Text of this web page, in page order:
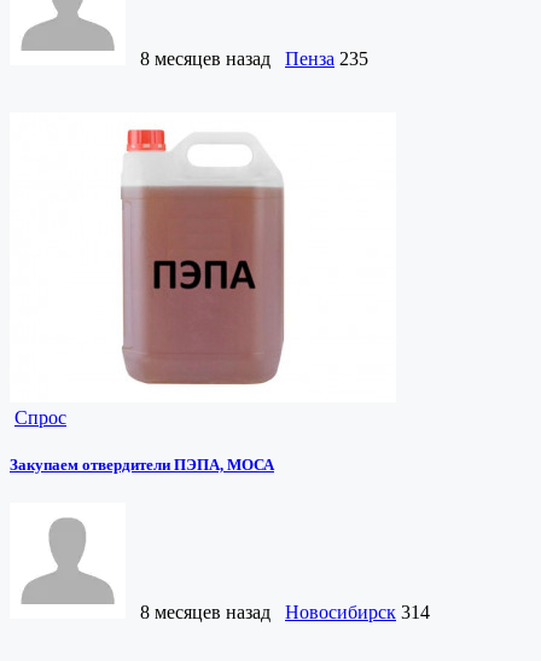
8 месяцев назад Пенза 235
Спрос
Закупаем отвердители ПЭПА, МОСА
8 месяцев назад Новосибирск 314